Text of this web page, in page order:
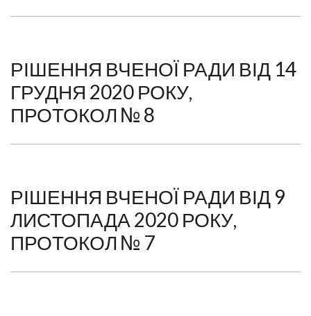
РІШЕННЯ ВЧЕНОЇ РАДИ ВІД 14
ГРУДНЯ 2020 РОКУ,
ПРОТОКОЛ № 8
РІШЕННЯ ВЧЕНОЇ РАДИ ВІД 9
ЛИСТОПАДА 2020 РОКУ,
ПРОТОКОЛ № 7